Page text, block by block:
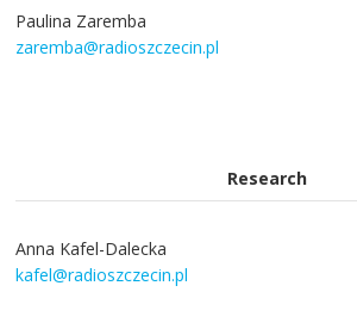
Paulina Zaremba
zaremba@radioszczecin.pl
Research
Anna Kafel-Dalecka
kafel@radioszczecin.pl